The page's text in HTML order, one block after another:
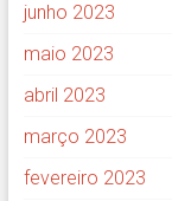
junho 2023
maio 2023
abril 2023
março 2023
fevereiro 2023